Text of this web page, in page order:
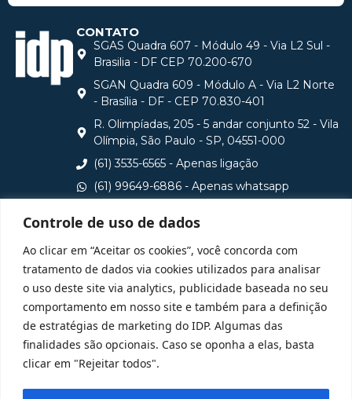
Controle de uso de dados
Ao clicar em “Aceitar os cookies”, você concorda com
tratamento de dados via cookies utilizados para analisar
o uso deste site via analytics, publicidade baseada no seu
comportamento em nosso site e também para a definição
de estratégias de marketing do IDP. Algumas das
finalidades são opcionais. Caso se oponha a elas, basta
clicar em "Rejeitar todos".
CONTATO
SGAS Quadra 607 - Módulo 49 - Via L2 Sul -
Brasilia - DF CEP 70.200-670
SGAN Quadra 609 - Módulo A - Via L2 Norte
- Brasília - DF - CEP 70.830-401
R. Olimpíadas, 205 - 5 andar conjunto 52 - Vila
Olímpia, São Paulo - SP, 04551-000
(61) 3535-6565 - Apenas ligação
(61) 99649-6886 - Apenas whatsapp
Consulte aqui o cadastro da Instituição no Sistema e-
MEC